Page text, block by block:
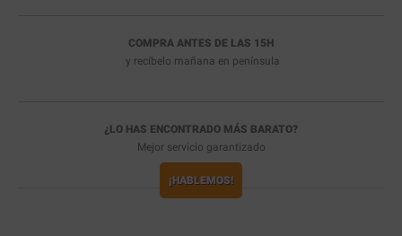
COMPRA ANTES DE LAS 15H
y recíbelo mañana en península
¿LO HAS ENCONTRADO MÁS BARATO?
Mejor servicio garantizado
¡HABLEMOS!